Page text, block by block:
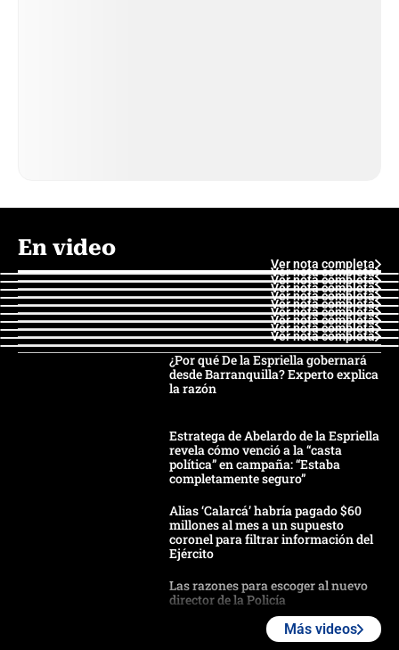
En video
Ver nota completa
Ver nota completa
Ver nota completa
Ver nota completa
Ver nota completa
Ver nota completa
Ver nota completa
Ver nota completa
Ver nota completa
Ver nota completa
¿Por qué De la Espriella gobernará
desde Barranquilla? Experto explica
la razón
Estratega de Abelardo de la Espriella
revela cómo venció a la “casta
política” en campaña: “Estaba
completamente seguro”
Alias ‘Calarcá’ habría pagado $60
millones al mes a un supuesto
coronel para filtrar información del
Ejército
Las razones para escoger al nuevo
director de la Policía
Más videos